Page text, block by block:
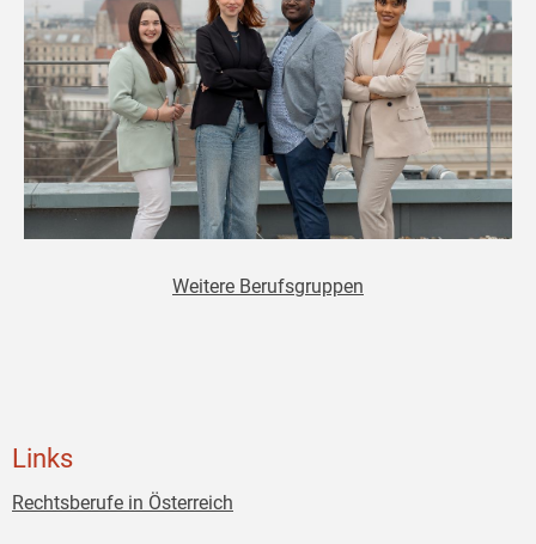
Weitere Berufsgruppen
Links
Rechtsberufe in Österreich